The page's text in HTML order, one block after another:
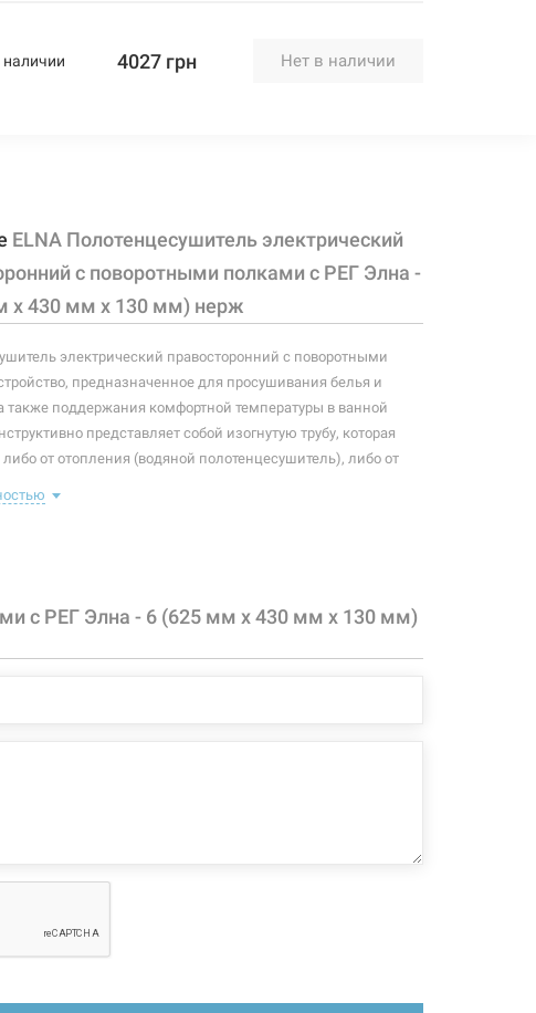
наличии 4027 грн Нет в наличии
ELNA Полотенцесушитель электрический
с поворотными полками с РЕГ Элна -
х 430 мм х 130 мм) нерж
электрический правосторонний с поворотными
предназначенное для просушивания белья и
также поддержания комфортной температуры в ванной
представляет собой изогнутую трубу, которая
либо от отопления (водяной полотенцесушитель), либо от
полотенцесушитель станет незаменимым
и конфигурация изделия, а также комплектация товара
с РЕГ Элна - 6 (625 мм х 430 мм х 130 мм)